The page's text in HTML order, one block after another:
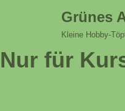
springen
Grünes
Kleine Hobby-
Nur für